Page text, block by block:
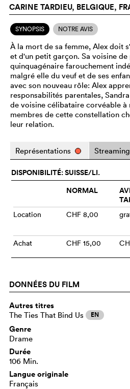
CARINE TARDIEU, BELGIQUE,
SYNOPSIS NOTRE AVIS
À la mort de sa femme, Alex doit
et d'un petit garçon. Sa voisine de
quinquagénaire farouchement
malgré elle du veuf et de ses
avec son nouveau rôle: Alex
responsabilités parentales,
de voisine célibataire corvéable à
membres de cette constellation
leur relation.
Représentations Streaming
DISPONIBILITÉ: SUISSE/LI.
NORMAL
Location CHF 8,00
Achat CHF 15,00
DONNÉES DU FILM
Autres titres
The Ties That Bind Us EN
Genre
Drame
Durée
106 Min.
Langue originale
Français